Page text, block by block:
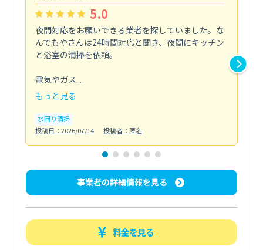
5.0
夜間対応をお願いできる業者を探していました。な
んでもやさんは24時間対応と聞き、夜間にキッチン
と浴室の清掃を依頼。
電気やガス...
もっと見る
水回り清掃
投稿日：2026/07/14
投稿者：匿名
事業者の詳細情報を見る
料金を見る